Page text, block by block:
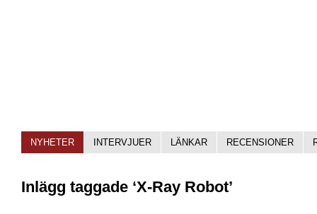
NYHETER INTERVJUER LÄNKAR RECENSIONER
Inlägg taggade ‘X-Ray Robot’